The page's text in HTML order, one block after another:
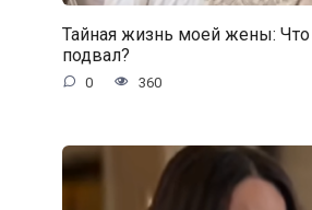
Тайная жизнь моей жены:
подвал?
0 360